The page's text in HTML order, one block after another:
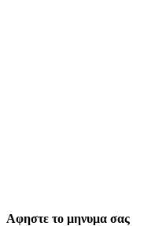
Αφηστε το μηνυμα σας